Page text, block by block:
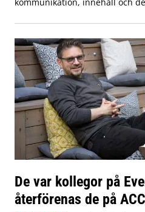
kommunikation, innehåll och
De var kollegor på
återförenas de på